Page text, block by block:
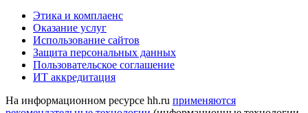
Этика и комплаенс
Оказание услуг
Использование сайтов
Защита персональных данных
Пользовательское соглашение
ИТ аккредитация
На информационном ресурсе hh.ru применяются